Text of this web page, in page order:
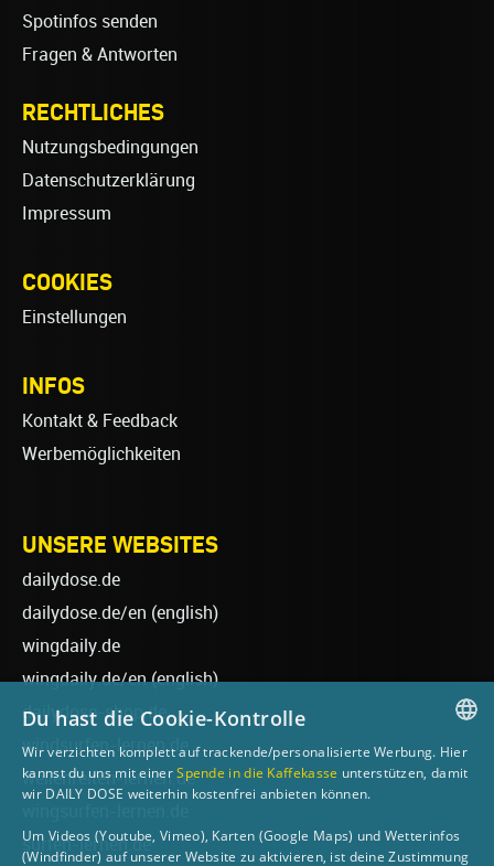
Spotinfos senden
Fragen & Antworten
RECHTLICHES
Nutzungsbedingungen
Datenschutzerklärung
Impressum
COOKIES
Einstellungen
INFOS
Kontakt & Feedback
Werbemöglichkeiten
UNSERE WEBSITES
dailydose.de
dailydose.de/en (english)
wingdaily.de
wingdaily.de/en(english)
dailydose-shop.de
windsurfen-lernen.de
wellenreiten-lernen.de
surfen-lernen.de
GERMAN
Du hast die Cookie-Kontrolle
Wir verzichten komplett auf trackende/personalisierte Werbung. Hier
kannst du uns mit einerSpende in die Kaffekasse unterstützen, damit
wir DAILY DOSE weiterhin kostenfrei anbieten können.
Um Videos (Youtube, Vimeo), Karten (Google Maps) und Wetterinfos
(Windfinder) auf unserer Website zu aktivieren, ist deine Zustimmung